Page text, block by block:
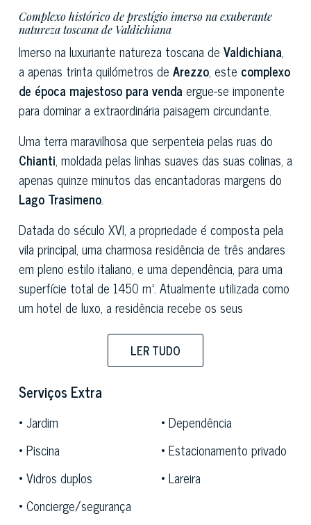
Complexo histórico de prestígio imerso na exuberante
natureza toscana de Valdichiana
Imerso na luxuriante natureza toscana de Valdichiana,
a apenas trinta quilómetros de Arezzo, este complexo
de época majestoso para venda ergue-se imponente
para dominar a extraordinária paisagem circundante.
Uma terra maravilhosa que serpenteia pelas ruas do
Chianti, moldada pelas linhas suaves das suas colinas, a
apenas quinze minutos das encantadoras margens do
Lago Trasimeno.
Datada do século XVI, a propriedade é composta pela
vila principal, uma charmosa residência de três andares
em pleno estilo italiano, e uma dependência, para uma
superfície total de 1450 m². Atualmente utilizada como
um hotel de luxo, a residência recebe os seus
perfeito para uma estadia agradável na Toscana.
da época torna-a num local mágico para celebrar
cerimónias privadas. Não faltam amplos espaços
abertos e encantadores recantos relaxantes, íntimos e
recolhidos, cercados por vegetação, oferecidos pelo
grande parque que se estende por cerca de três
No interior, há também um espetacular jardim italiano e
LER TUDO
Serviços Extra
Jardim
Dependência
Piscina
Estacionamento privado
Vidros duplos
Lareira
Concierge/segurança